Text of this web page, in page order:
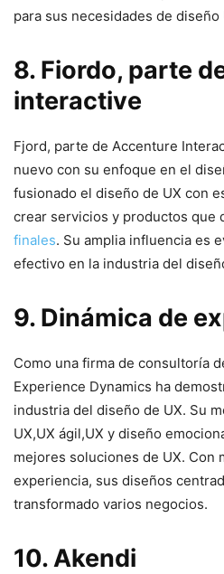
para ‍sus necesidades de diseño
8. Fiordo, parte
interactive
Fjord, parte de Accenture
nuevo con su enfoque ⁣en‌ el
fusionado‌ el ​diseño⁣ de UX con
crear servicios y productos que
finales. Su ‍amplia ‌influencia es
efectivo en la industria del‍
9. Dinámica de
Como ⁢una⁤ firma de consultoría
Experience‌ Dynamics ha
industria del​ diseño de UX. Su
UX,UX ágil,UX y diseño
mejores soluciones⁣ de UX. ⁢Con
experiencia, sus diseños
transformado ⁣varios negocios.
10. Akendi